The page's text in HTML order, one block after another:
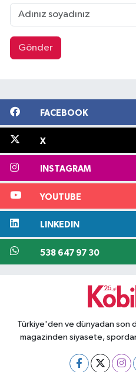
Gönder
FACEBOOK
X
INSTAGRAM
YOUTUBE
LINKEDIN
538 647 97 30
Türkiye'den ve dünyadan son
magazinden siyasete,